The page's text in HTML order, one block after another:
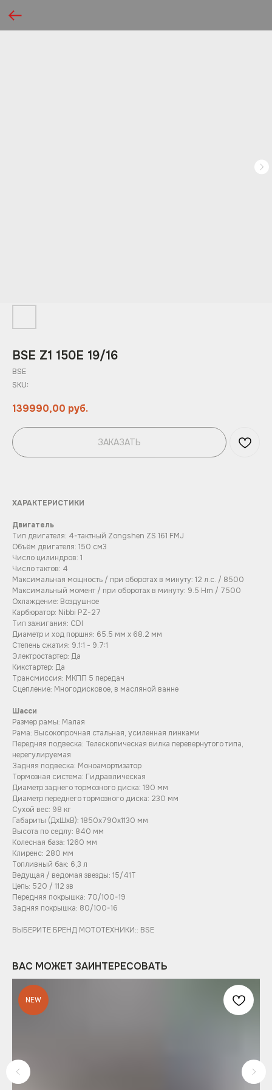
BSE Z1 150E 19/16
BSE
SKU:
139990,00 руб.
ЗАКАЗАТЬ
ХАРАКТЕРИСТИКИ
Двигатель
Тип двигателя: 4-тактный Zongshen ZS 161 FMJ
Объём двигателя: 150 см3
Число цилиндров: 1
Число тактов: 4
Максимальная мощность / при оборотах в минуту: 12 л.с. / 8500
Максимальный момент / при оборотах в минуту: 9.5 Hm / 7500
Охлаждение: Воздушное
Карбюратор: Nibbi PZ-27
Тип зажигания: CDI
Диаметр и ход поршня: 65.5 мм x 68.2 мм
Степень сжатия: 9.1:1 - 9.7:1
Электростартер: Да
Кикстартер: Да
Трансмиссия: МКПП 5 передач
Сцепление: Многодисковое, в масляной ванне
Шасси
Размер рамы: Малая
Рама: Высокопрочная стальная, усиленная линками
Передняя подвеска: Телескопическая вилка перевернутого типа,
нерегулируемая
Задняя подвеска: Моноамортизатор
Тормозная система: Гидравлическая
Диаметр заднего тормозного диска: 190 мм
Диаметр переднего тормозного диска: 230 мм
Сухой вес: 98 кг
Габариты (ДхШхВ): 1850х790х1130 мм
Высота по седлу: 840 мм
Колесная база: 1260 мм
Клиренс: 280 мм
Топливный бак: 6,3 л
Ведущая / ведомая звезды: 15/41Т
Цепь: 520 / 112 зв
Передняя покрышка: 70/100-19
Задняя покрышка: 80/100-16
ВЫБЕРИТЕ БРЕНД МОТОТЕХНИКИ:: BSE
ВАС МОЖЕТ ЗАИНТЕРЕСОВАТЬ
NEW